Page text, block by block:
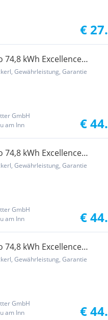
€
74,8 kWh Excellence
Gewährleistung, Garantie
GmbH
am Inn
€
74,8 kWh Excellence
Gewährleistung, Garantie
GmbH
am Inn
€
74,8 kWh Excellence
Gewährleistung, Garantie
GmbH
am Inn
€